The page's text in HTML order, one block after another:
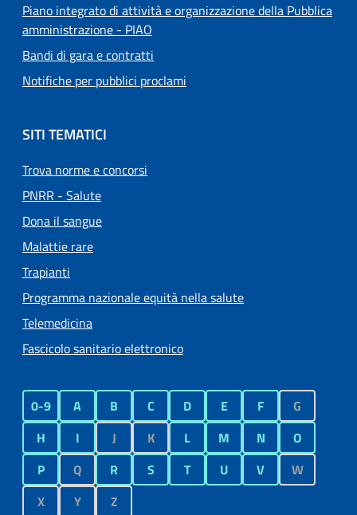
Piano integrato di attività e organizzazione della Pubblica
amministrazione - PIAO
Bandi di gara e contratti
Notifiche per pubblici proclami
SITI TEMATICI
Trova norme e concorsi
PNRR - Salute
Dona il sangue
Malattie rare
Trapianti
Programma nazionale equità nella salute
Telemedicina
Fascicolo sanitario elettronico
0-9 A B C D E F
G
H
I J K L M N
O
P
Q R S T U V
W
X
Y Z